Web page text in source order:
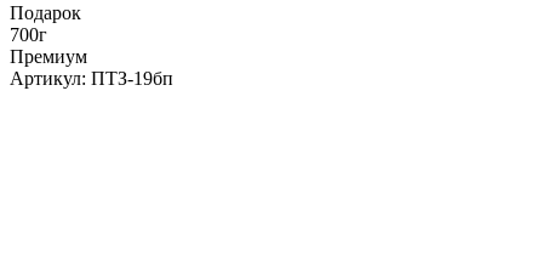
Подарок
700г
Премиум
Артикул: ПТЗ-19бп